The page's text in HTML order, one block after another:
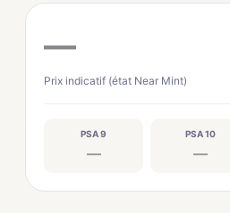
—
Prix indicatif (état Near Mint)
PSA 9
—
PSA 10
—